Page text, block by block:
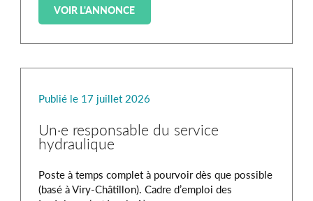
VOIR L'ANNONCE
Publié le 17 juillet 2026
Un·e responsable du service
hydraulique
Poste à temps complet à pourvoir dès que possible
(basé à Viry-Châtillon). Cadre d’emploi des